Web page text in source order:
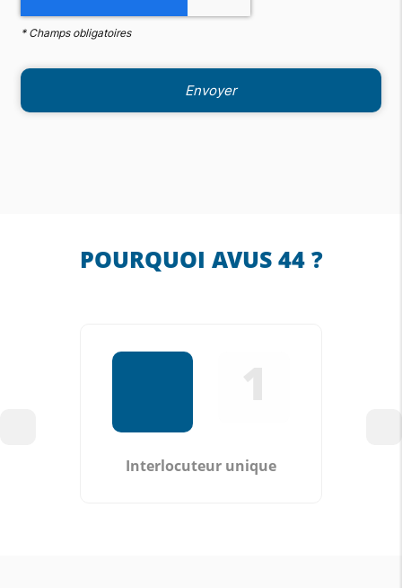
* Champs obligatoires
POURQUOI AVUS 44 ?
Interlocuteur unique